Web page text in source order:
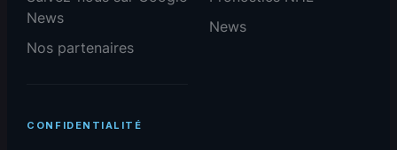
News
Nos partenaires
News
CONFIDENTIALITÉ